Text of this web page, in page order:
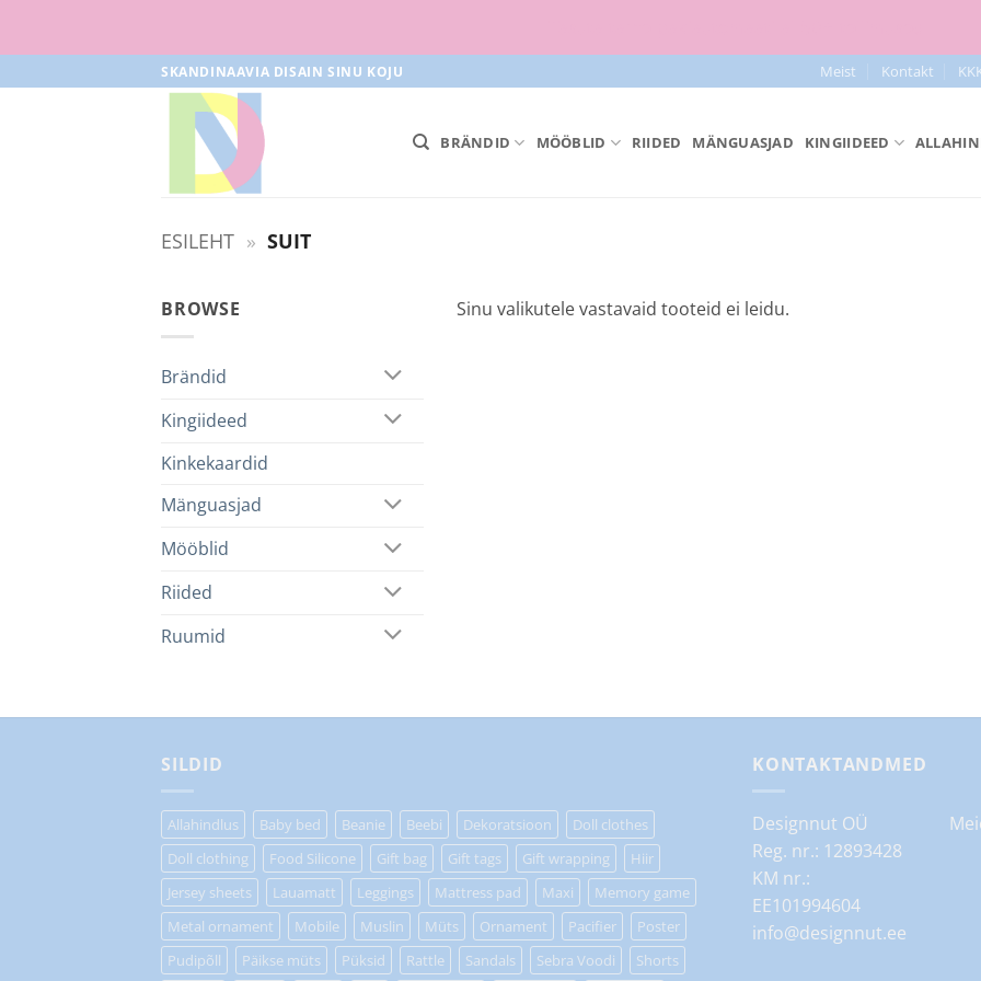
to
SKANDINAAVIA DISAIN SINU KOJU Meist Kontakt
BRÄNDID MÖÖBLID RIIDED MÄNGUASJAD KINGIIDEED
ESILEHT » SUIT
BROWSE
Brändid
Kingiideed
Kinkekaardid
Mänguasjad
Mööblid
Riided
Ruumid
Sinu valikutele vastavaid tooteid ei leidu.
SILDID
Allahindlus Baby bed Beanie Beebi Dekoratsioon
Doll clothes
Doll clothing
Food Silicone Gift bag Gift tags Gift wrapping
Hiir
Jersey sheets
Lauamatt Leggings Mattress pad Maxi
Memory game
Metal ornament
Mobile Muslin Müts Ornament Pacifier
Poster
Pudipõll
Päikse müts Püksid Rattle Sandals Sebra Voodi Shorts
KONTAKTANDMED
Designnut OÜ
Reg. nr.: 12893428
KM nr.:
EE101994604
info@designnut.ee